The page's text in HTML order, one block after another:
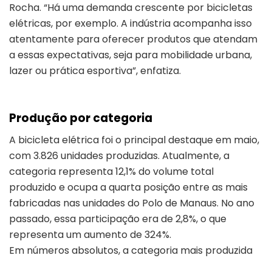
Rocha. “Há uma demanda crescente por bicicletas
elétricas, por exemplo. A indústria acompanha isso
atentamente para oferecer produtos que atendam
a essas expectativas, seja para mobilidade urbana,
lazer ou prática esportiva”, enfatiza.
Produção por categoria
A bicicleta elétrica foi o principal destaque em maio,
com 3.826 unidades produzidas. Atualmente, a
categoria representa 12,1% do volume total
produzido e ocupa a quarta posição entre as mais
fabricadas nas unidades do Polo de Manaus. No ano
passado, essa participação era de 2,8%, o que
representa um aumento de 324%.
Em números absolutos, a categoria mais produzida